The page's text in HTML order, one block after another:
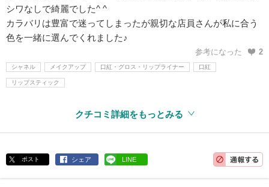
シワなしで綺麗でした^ ^
カラバリは豊富で迷ってしまったが親切な店員さんが私に合う
色を一緒に選んでくれました♪
参考になった 2
シャネル メイクアップ 口紅・グロス・リップライナー 口紅
リップスティック
クチコミ詳細をもっとみる
ポスト シェア LINE